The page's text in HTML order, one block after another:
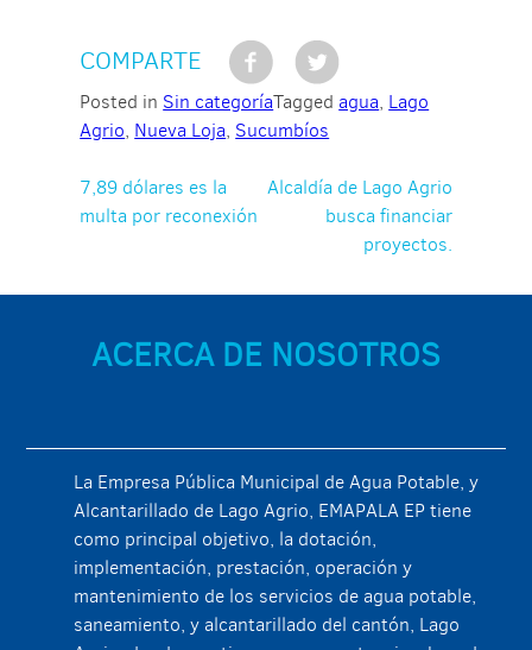
COMPARTE
Posted in Sin categoríaTagged agua, Lago
Agrio, Nueva Loja, Sucumbíos
Navegación
7,89 dólares es la
multa por reconexión
Alcaldía de Lago Agrio
busca financiar
proyectos.
ACERCA DE NOSOTROS
La Empresa Pública Municipal de Agua Potable, y
Alcantarillado de Lago Agrio, EMAPALA EP tiene
como principal objetivo, la dotación,
implementación, prestación, operación y
mantenimiento de los servicios de agua potable,
saneamiento, y alcantarillado del cantón, Lago